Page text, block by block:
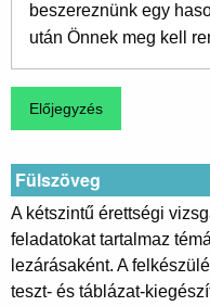
beszereznünk egy
után Önnek meg kell
Fülszöveg
A kétszintű érettségi
feladatokat tartalmaz
lezárásaként. A
teszt- és táblázat-